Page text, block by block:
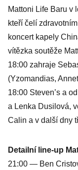
Mattoni Life Baru v
kteří čelí
koncert kapely
vítězka soutěže
18:00 zahraje
(Yzomandias,
18:00 Steven’s a
a Lenka Dusilová,
Calin a v další dny
Detailní line-up
21:00 — Ben